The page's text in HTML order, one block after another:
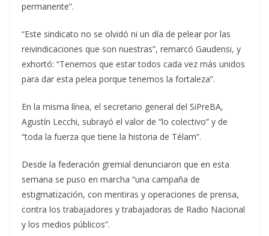
permanente”.
“Este sindicato no se olvidó ni un día de pelear por las
reivindicaciones que son nuestras”, remarcó Gaudensi, y
exhortó: “Tenemos que estar todos cada vez más unidos
para dar esta pelea porque tenemos la fortaleza”.
En la misma línea, el secretario general del SiPreBA,
Agustín Lecchi, subrayó el valor de “lo colectivo” y de
“toda la fuerza que tiene la historia de Télam”.
Desde la federación gremial denunciaron que en esta
semana se puso en marcha “una campaña de
estigmatización, con mentiras y operaciones de prensa,
contra los trabajadores y trabajadoras de Radio Nacional
y los medios públicos”.